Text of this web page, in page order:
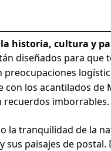
historia, cultura y
diseñados para que
los acantilados
recuerdos imborrables.
tranquilidad de la
paisajes de